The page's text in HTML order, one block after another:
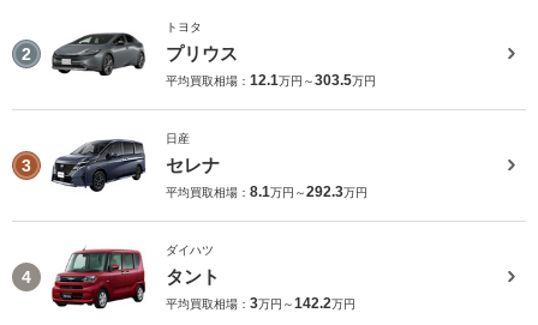
2
トヨタ
プリウス
平均買取相場： 12.1万円～303.5万円
3
日産
セレナ
平均買取相場： 8.1万円～292.3万円
4
ダイハツ
タント
平均買取相場： 3万円～142.2万円